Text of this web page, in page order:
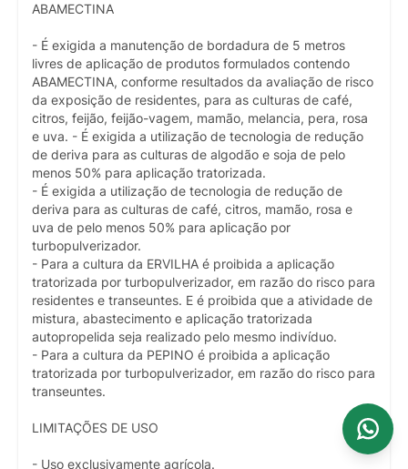
ABAMECTINA
- É exigida a manutenção de bordadura de 5 metros
livres de aplicação de produtos formulados contendo
ABAMECTINA, conforme resultados da avaliação de risco
da exposição de residentes, para as culturas de café,
citros, feijão, feijão-vagem, mamão, melancia, pera, rosa
e uva. - É exigida a utilização de tecnologia de redução
de deriva para as culturas de algodão e soja de pelo
menos 50% para aplicação tratorizada.
- É exigida a utilização de tecnologia de redução de
deriva para as culturas de café, citros, mamão, rosa e
uva de pelo menos 50% para aplicação por
turbopulverizador.
- Para a cultura da ERVILHA é proibida a aplicação
tratorizada por turbopulverizador, em razão do risco para
residentes e transeuntes. E é proibida que a atividade de
mistura, abastecimento e aplicação tratorizada
autopropelida seja realizado pelo mesmo indivíduo.
- Para a cultura da PEPINO é proibida a aplicação
tratorizada por turbopulverizador, em razão do risco para
transeuntes.
LIMITAÇÕES DE USO
- Uso exclusivamente agrícola.